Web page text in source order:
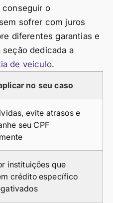
conseguir o
sofrer com juros
diferentes garantias e
dedicada a
de veículo.
no seu caso
evite atrasos e
seu CPF
instituições que
crédito específico